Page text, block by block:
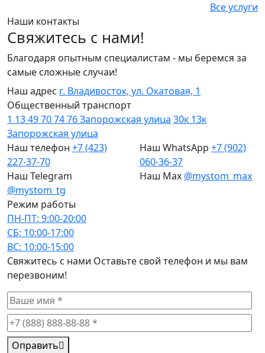
Все услуги
Наши контакты
Свяжитесь с нами!
Благодаря опытным специалистам - мы беремся за
самые сложные случаи!
Наш адрес г. Владивосток, ул. Окатовая, 1
Общественный транспорт
1 1349707476Запорожская улица 30к 13к
Запорожская улица
Наш телефон +7 (423)
227-37-70
Наш WhatsApp +7 (902)
060-36-37
Наш Telegram
@mystom_tg
Наш Max @mystom_max
Режим работы
ПН-ПТ: 9:00-20:00
СБ: 10:00-17:00
ВС: 10:00-15:00
Cвяжитесь с нами Оставьте свой телефон и мы вам
перезвоним!
Оправить